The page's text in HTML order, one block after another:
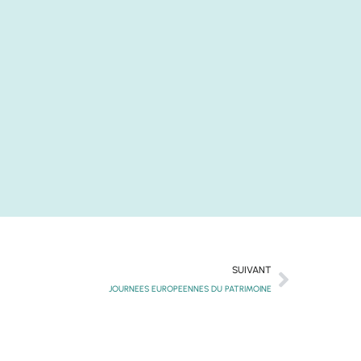
SUIVANT
JOURNEES EUROPEENNES DU PATRIMOINE​
Suivant